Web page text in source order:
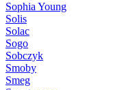
Sophia Young
Solis
Solac
Sogo
Sobczyk
Smoby
Smeg